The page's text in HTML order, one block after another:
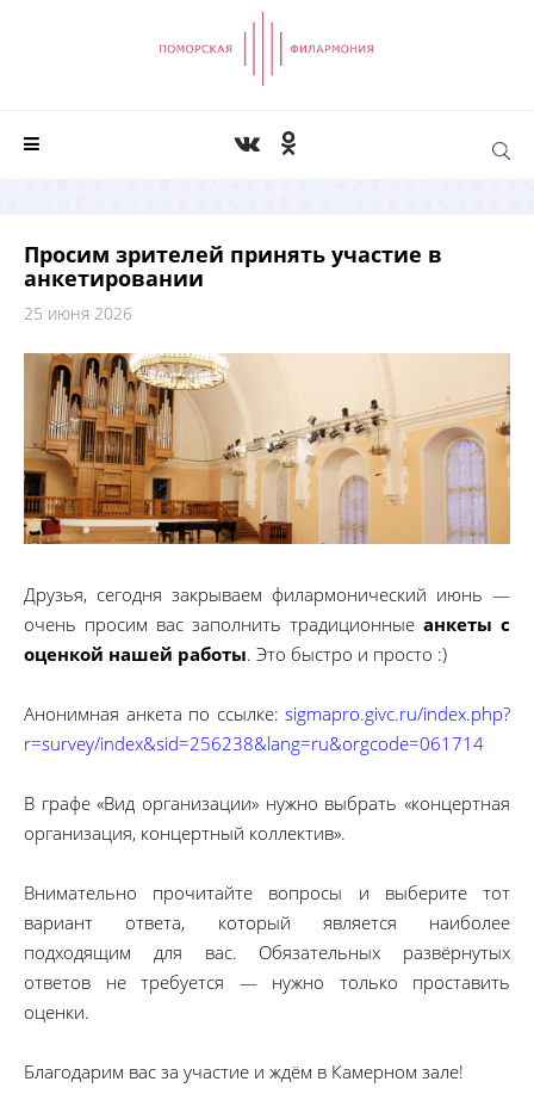
Просим зрителей принять участие в
анкетировании
25 июня 2026
Друзья, сегодня закрываем филармонический июнь —
очень просим вас заполнить традиционные анкеты с
оценкой нашей работы. Это быстро и просто :)
Анонимная анкета по ссылке: sigmapro.givc.ru/index.php?
r=survey/index&sid=256238&lang=ru&orgcode=061714
В графе «Вид организации» нужно выбрать «концертная
организация, концертный коллектив».
Внимательно прочитайте вопросы и выберите тот
вариант ответа, который является наиболее
подходящим для вас. Обязательных развёрнутых
ответов не требуется — нужно только проставить
оценки.
Благодарим вас за участие и ждём в Камерном зале!